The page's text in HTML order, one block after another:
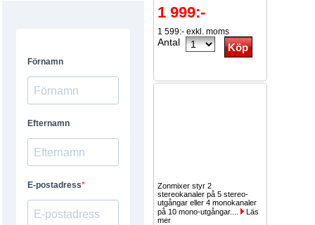
1 999:-
1 599:- exkl. moms
Antal
Zonmixer styr 2
stereokanaler på 5 stereo-
utgångar eller 4 monokanaler
på 10 mono-utgångar....
Läs
mer